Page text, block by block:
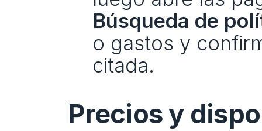
Búsqueda de
o gastos y
citada.
Precios y